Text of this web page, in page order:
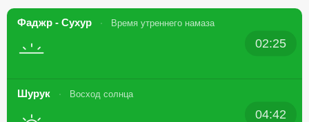
Фаджр - Сухур Время утреннего намаза
02:25
Шурук Восход солнца
04:42